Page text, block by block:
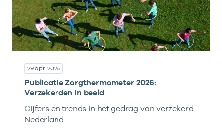
29 apr. 2026
Publicatie Zorgthermometer 2026:
Verzekerden in beeld
Cijfers en trends in het gedrag van verzekerd
Nederland.